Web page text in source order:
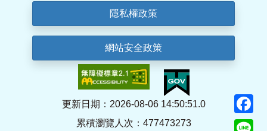
隱私權政策
網站安全政策
更新日期：2026-08-06 14:50:51.0
累積瀏覽人次：477473273